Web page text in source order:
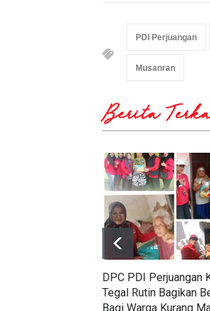
PDI Perjuangan
Musanran
Berita
DPC PDI Perjuangan
Tegal Rutin Bagikan
Bagi Warga Kurang